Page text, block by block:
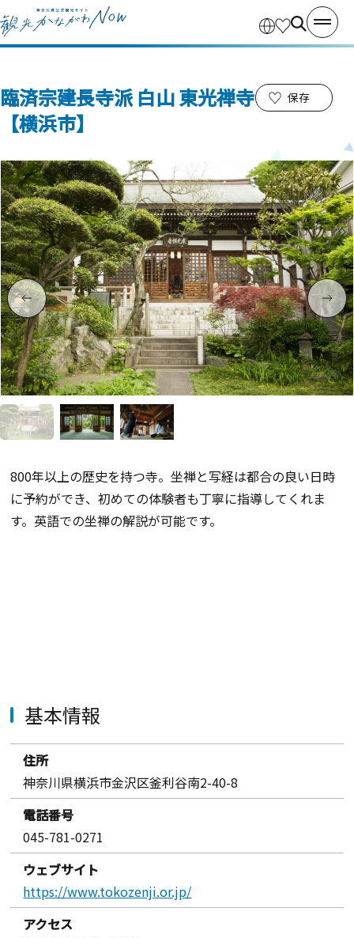
臨済宗建長寺派 白山 東光禅寺
【横浜市】
保存
800年以上の歴史を持つ寺。坐禅と写経は都合の良い日時
に予約ができ、初めての体験者も丁寧に指導してくれま
す。英語での坐禅の解説が可能です。
基本情報
住所
神奈川県横浜市金沢区釜利谷南2-40-8
電話番号
045-781-0271
ウェブサイト
https://www.tokozenji.or.jp/
アクセス